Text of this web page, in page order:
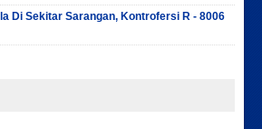
Di Sekitar Sarangan, Kontrofersi R - 8006